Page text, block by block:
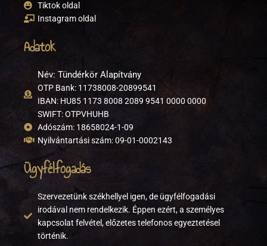
Tiktok oldal
Instagram oldal
Adatok
Név: Tündérkör Alapítvány
OTP Bank: 11738008-20899541
IBAN: HU85 1173 8008 2089 9541 0000 0000
SWIFT: OTPVHUHB
Adószám: 18658024-1-09
Nyilvántartási szám: 09-01-0002143
Ügyfélfogadás
Szervezetünk székhellyel igen, de ügyfélfogadási
irodával nem rendelkezik. Éppen ezért, a személyes
kapcsolat felvétel, előzetes telefonos egyeztetésel
történik.